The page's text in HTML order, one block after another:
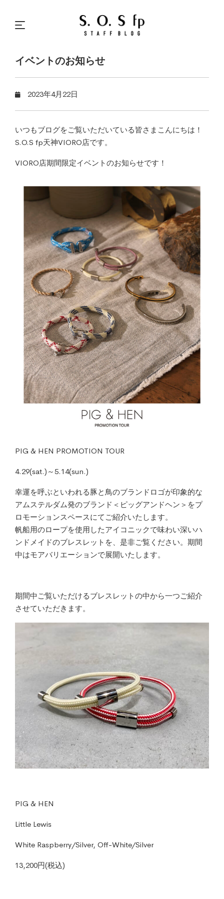
イベントのお知らせ
2023年4月22日
いつもブログをご覧いただいている皆さまこんにちは！
S.O.S fp天神VIORO店です。
VIORO店期間限定イベントのお知らせです！
PIG & HEN PROMOTION TOUR
4.29(sat.)～5.14(sun.)
幸運を呼ぶといわれる豚と鳥のブランドロゴが印象的な
アムステルダム発のブランド＜ピッグアンドヘン＞をプ
ロモーションスペースにてご紹介いたします。
帆船用のロープを使用したアイコニックで味わい深いハ
ンドメイドのブレスレットを、是非ご覧ください。期間
中はモアバリエーションで展開いたします。
期間中ご覧いただけるブレスレットの中から一つご紹介
させていただきます。
PIG & HEN
Little Lewis
White Raspberry/Silver, Off-White/Silver
13,200円(税込)